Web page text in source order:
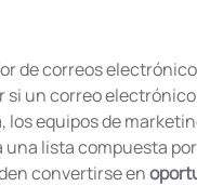
de correos
si un correo electrónico
los equipos de
una lista compuesta
convertirse en